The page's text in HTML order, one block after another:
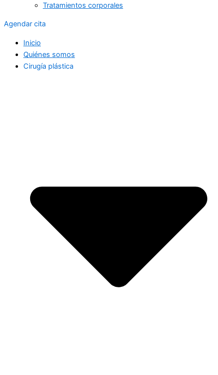
Tratamientos corporales
Agendar cita
Inicio
Quiénes somos
Cirugía plástica